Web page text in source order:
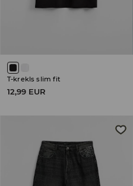
T-krekls slim fit
12,99 EUR